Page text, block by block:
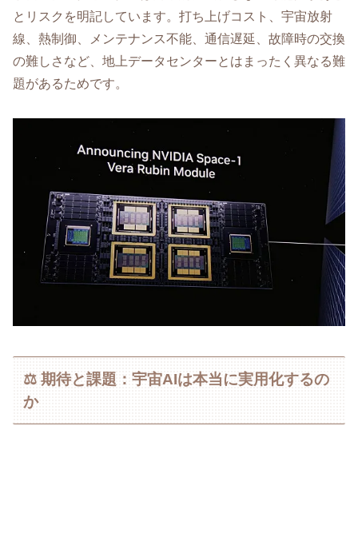
とリスクを明記しています。打ち上げコスト、宇宙放射
線、熱制御、メンテナンス不能、通信遅延、故障時の交換
の難しさなど、地上データセンターとはまったく異なる難
題があるためです。
⚖️ 期待と課題：宇宙AIは本当に実用化するの
か